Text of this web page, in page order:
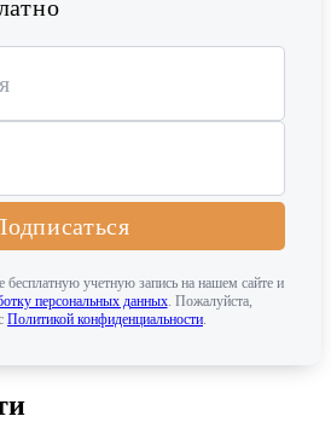
бесплатную учетную запись на нашем сайте и
персональных данных. Пожалуйста,
Политикой конфиденциальности.